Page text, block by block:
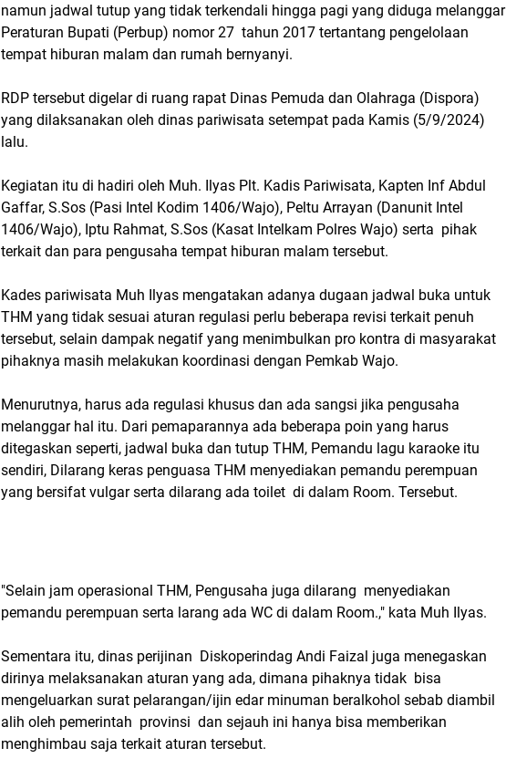
namun jadwal tutup yang tidak terkendali hingga pagi yang diduga melanggar
Peraturan Bupati (Perbup) nomor 27 tahun 2017 tertantang pengelolaan
tempat hiburan malam dan rumah bernyanyi.
RDP tersebut digelar di ruang rapat Dinas Pemuda dan Olahraga (Dispora)
yang dilaksanakan oleh dinas pariwisata setempat pada Kamis (5/9/2024)
lalu.
Kegiatan itu di hadiri oleh Muh. Ilyas Plt. Kadis Pariwisata, Kapten Inf Abdul
Gaffar, S.Sos (Pasi Intel Kodim 1406/Wajo), Peltu Arrayan (Danunit Intel
1406/Wajo), Iptu Rahmat, S.Sos (Kasat Intelkam Polres Wajo) serta pihak
terkait dan para pengusaha tempat hiburan malam tersebut.
Kades pariwisata Muh Ilyas mengatakan adanya dugaan jadwal buka untuk
THM yang tidak sesuai aturan regulasi perlu beberapa revisi terkait penuh
tersebut, selain dampak negatif yang menimbulkan pro kontra di masyarakat
pihaknya masih melakukan koordinasi dengan Pemkab Wajo.
Menurutnya, harus ada regulasi khusus dan ada sangsi jika pengusaha
melanggar hal itu. Dari pemaparannya ada beberapa poin yang harus
ditegaskan seperti, jadwal buka dan tutup THM, Pemandu lagu karaoke itu
sendiri, Dilarang keras penguasa THM menyediakan pemandu perempuan
yang bersifat vulgar serta dilarang ada toilet di dalam Room. Tersebut.
"Selain jam operasional THM, Pengusaha juga dilarang menyediakan
pemandu perempuan serta larang ada WC di dalam Room.," kata Muh Ilyas.
Sementara itu, dinas perijinan Diskoperindag Andi Faizal juga menegaskan
dirinya melaksanakan aturan yang ada, dimana pihaknya tidak bisa
mengeluarkan surat pelarangan/ijin edar minuman beralkohol sebab diambil
alih oleh pemerintah provinsi dan sejauh ini hanya bisa memberikan
menghimbau saja terkait aturan tersebut.